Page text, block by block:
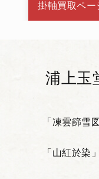
掛軸買取ペー
浦上玉
「凍雲篩雪図
「山紅於染」